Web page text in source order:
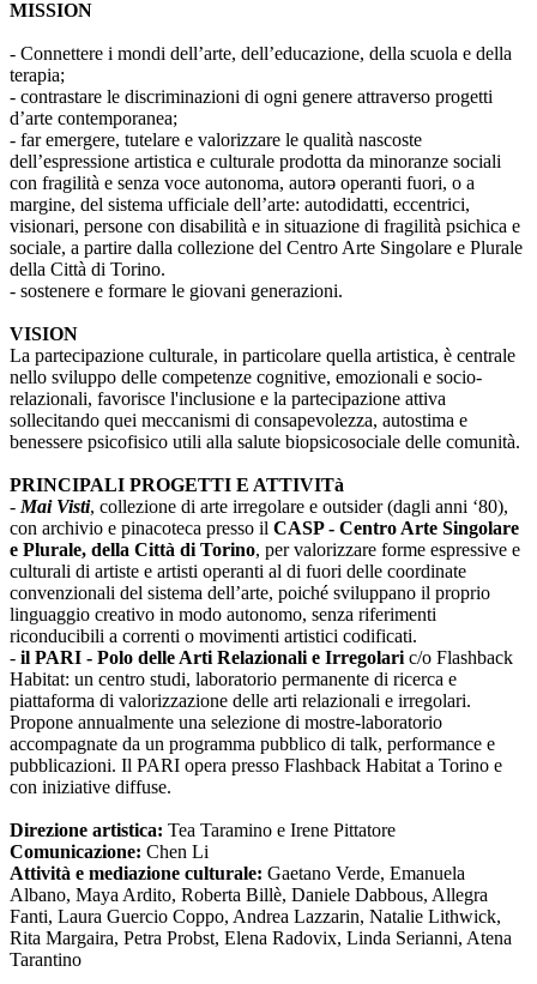
MISSION
- Connettere i mondi dell’arte, dell’educazione, della scuola e della
terapia;
- contrastare le discriminazioni di ogni genere attraverso progetti
d’arte contemporanea;
- far emergere, tutelare e valorizzare le qualità nascoste
dell’espressione artistica e culturale prodotta da minoranze sociali
con fragilità e senza voce autonoma, autorə operanti fuori, o a
margine, del sistema ufficiale dell’arte: autodidatti, eccentrici,
visionari, persone con disabilità e in situazione di fragilità psichica e
sociale, a partire dalla collezione del Centro Arte Singolare e Plurale
della Città di Torino.
- sostenere e formare le giovani generazioni.
VISION
La partecipazione culturale, in particolare quella artistica, è centrale
nello sviluppo delle competenze cognitive, emozionali e socio-
relazionali, favorisce l'inclusione e la partecipazione attiva
sollecitando quei meccanismi di consapevolezza, autostima e
benessere psicofisico utili alla salute biopsicosociale delle comunità.
PRINCIPALI PROGETTI E ATTIVITà
- Mai Visti, collezione di arte irregolare e outsider (dagli anni ‘80),
con archivio e pinacoteca presso il CASP - Centro Arte Singolare
e Plurale, della Città di Torino, per valorizzare forme espressive e
culturali di artiste e artisti operanti al di fuori delle coordinate
convenzionali del sistema dell’arte, poiché sviluppano il proprio
linguaggio creativo in modo autonomo, senza riferimenti
riconducibili a correnti o movimenti artistici codificati.
- il PARI - Polo delle Arti Relazionali e Irregolari c/o Flashback
Habitat: un centro studi, laboratorio permanente di ricerca e
piattaforma di valorizzazione delle arti relazionali e irregolari.
Propone annualmente una selezione di mostre-laboratorio
accompagnate da un programma pubblico di talk, performance e
pubblicazioni. Il PARI opera presso Flashback Habitat a Torino e
con iniziative diffuse.
Direzione artistica: Tea Taramino e Irene Pittatore
Comunicazione: Chen Li
Attività e mediazione culturale: Gaetano Verde, Emanuela
Albano, Maya Ardito, Roberta Billè, Daniele Dabbous, Allegra
Fanti, Laura Guercio Coppo, Andrea Lazzarin, Natalie Lithwick,
Rita Margaira, Petra Probst, Elena Radovix, Linda Serianni, Atena
Tarantino